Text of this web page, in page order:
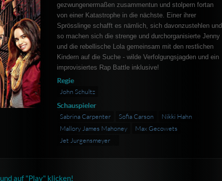
gezwungenermaßen zusammentun und stolpern fortan
von einer Katastrophe in die nächste. Einer ihrer
Sprösslinge schafft es nämlich, sich davonzustehlen und
so machen sich die strenge und durchorganisierte Jenny
und die rebellische Lola gemeinsam mit den restlichen
Kindern auf die Suche - wilde Verfolgungsjagden und ein
improvisiertes Rap Battle inklusive!
Regie
John Schultz
Schauspieler
Sabrina Carpenter Sofia Carson
Nikki Hahn
Mallory James Mahoney
Max Gecowets
Jet Jurgensmeyer
und auf "Play" klicken!